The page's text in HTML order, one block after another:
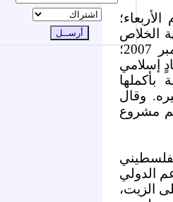
الخلاص
الوطني التي انضم الحزب إليها في أيلول/ سبتمبر 2007؛
إسلامي
بأكملها
وقال
مشروع
الدولي
الزيت،